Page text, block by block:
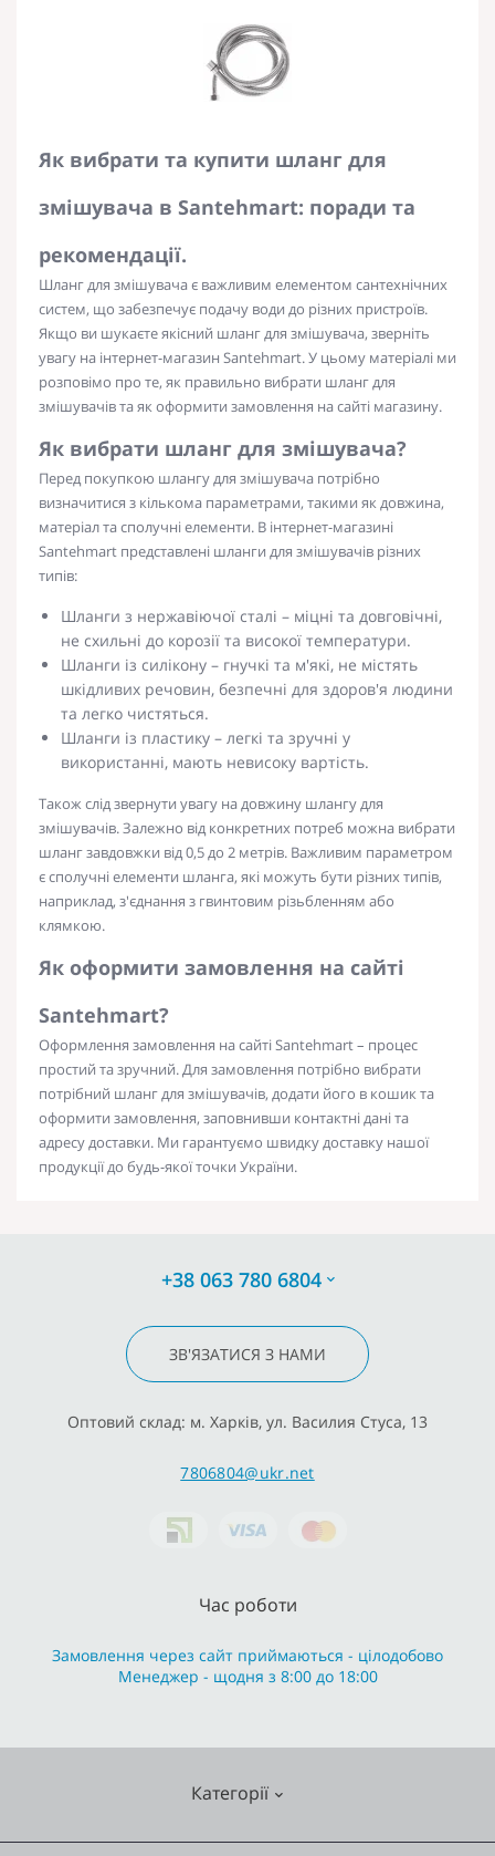
Як вибрати та купити шланг для
змішувача в Santehmart: поради та
рекомендації.
Шланг для змішувача є важливим елементом сантехнічних
систем, що забезпечує подачу води до різних пристроїв.
Якщо ви шукаєте якісний шланг для змішувача, зверніть
увагу на інтернет-магазин Santehmart. У цьому матеріалі ми
розповімо про те, як правильно вибрати шланг для
змішувачів та як оформити замовлення на сайті магазину.
Як вибрати шланг для змішувача?
Перед покупкою шлангу для змішувача потрібно
визначитися з кількома параметрами, такими як довжина,
матеріал та сполучні елементи. В інтернет-магазині
Santehmart представлені шланги для змішувачів різних
типів:
Шланги з нержавіючої сталі – міцні та довговічні,
не схильні до корозії та високої температури.
Шланги із силікону – гнучкі та м'які, не містять
шкідливих речовин, безпечні для здоров'я людини
та легко чистяться.
Шланги із пластику – легкі та зручні у
використанні, мають невисоку вартість.
Також слід звернути увагу на довжину шлангу для
змішувачів. Залежно від конкретних потреб можна вибрати
шланг завдовжки від 0,5 до 2 метрів. Важливим параметром
є сполучні елементи шланга, які можуть бути різних типів,
наприклад, з'єднання з гвинтовим різьбленням або
клямкою.
Як оформити замовлення на сайті
Santehmart?
Оформлення замовлення на сайті Santehmart – процес
простий та зручний. Для замовлення потрібно вибрати
потрібний шланг для змішувачів, додати його в кошик та
оформити замовлення, заповнивши контактні дані та
адресу доставки. Ми гарантуємо швидку доставку нашої
продукції до будь-якої точки України.
+38 063 780 6804
ЗВ'ЯЗАТИСЯ З НАМИ
Оптовий склад: м. Харків, ул. Василия Стуса, 13
7806804@ukr.net
Категорії
Час роботи
Замовлення через сайт приймаються - цілодобово
Менеджер - щодня з 8:00 до 18:00